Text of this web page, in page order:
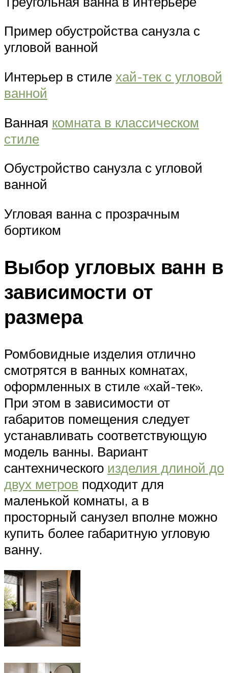
Пример обустройства санузла с
угловой ванной
Интерьер в стиле хай-тек с угловой
ванной
Ванная комната в классическом
стиле
Обустройство санузла с угловой
ванной
Угловая ванна с прозрачным
бортиком
Выбор угловых ванн в
зависимости от
размера
Ромбовидные изделия отлично
смотрятся в ванных комнатах,
оформленных в стиле «хай-тек».
При этом в зависимости от
габаритов помещения следует
устанавливать соответствующую
модель ванны. Вариант
сантехнического изделия длиной до
двух метров подходит для
маленькой комнаты, а в
просторный санузел вполне можно
купить более габаритную угловую
ванну.